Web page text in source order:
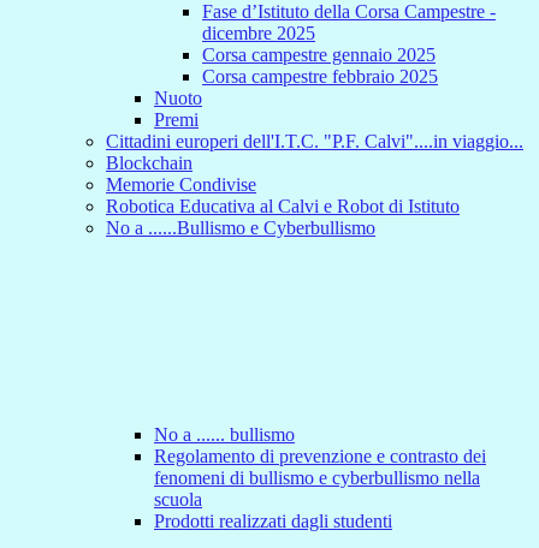
Fase d’Istituto della Corsa Campestre -
dicembre 2025
Corsa campestre gennaio 2025
Corsa campestre febbraio 2025
Nuoto
Premi
Cittadini europeri dell'I.T.C. "P.F. Calvi"....in viaggio...
Blockchain
Memorie Condivise
Robotica Educativa al Calvi e Robot di Istituto
No a ......Bullismo e Cyberbullismo
No a ...... bullismo
Regolamento di prevenzione e contrasto dei
fenomeni di bullismo e cyberbullismo nella
scuola
Prodotti realizzati dagli studenti